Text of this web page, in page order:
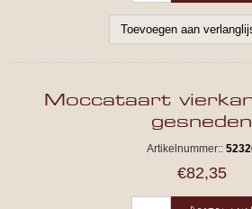
Moccataart
gesneden
Artikelnummer::
€82,35